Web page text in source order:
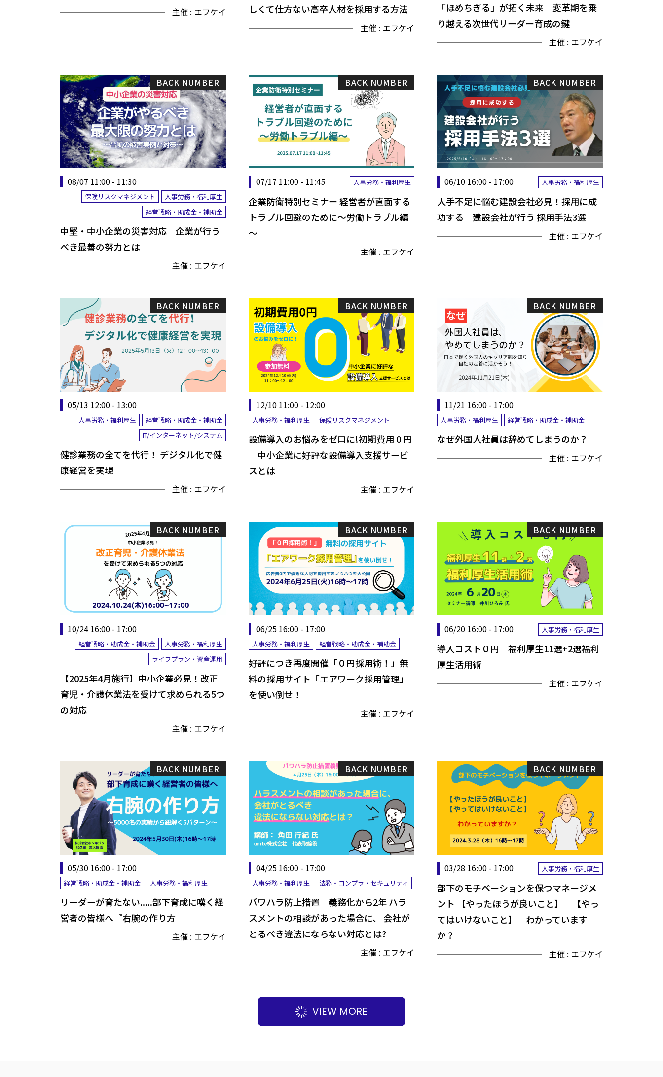
主催 : エフケイ
しくて仕方ない高卒人材を採用する方法
主催 : エフケイ
「ほめちぎる」が拓く未来 変革期を乗
り越える次世代リーダー育成の鍵
主催 : エフケイ
BACK NUMBER
08/07 11:00 - 11:30
保険リスクマネジメント
人事労務・福利厚生
経営戦略・助成金・補助金
中堅・中小企業の災害対応 企業が行う
べき最善の努力とは
主催 : エフケイ
BACK NUMBER
07/17 11:00 - 11:45 人事労務・福利厚生
企業防衛特別セミナー 経営者が直面する
トラブル回避のために～労働トラブル編
～
主催 : エフケイ
BACK NUMBER
06/10 16:00 - 17:00 人事労務・福利厚生
人手不足に悩む建設会社必見！採用に成
功する 建設会社が行う 採用手法3選
主催 : エフケイ
BACK NUMBER
05/13 12:00 - 13:00
人事労務・福利厚生
経営戦略・助成金・補助金
IT/インターネット/システム
健診業務の全てを代行！ デジタル化で健
康経営を実現
主催 : エフケイ
BACK NUMBER
12/10 11:00 - 12:00
人事労務・福利厚生 保険リスクマネジメント
設備導入のお悩みをゼロに!初期費用 0 円
中小企業に好評な設備導入支援サービ
スとは
主催 : エフケイ
BACK NUMBER
11/21 16:00 - 17:00
人事労務・福利厚生 経営戦略・助成金・補助金
なぜ外国人社員は辞めてしまうのか？
主催 : エフケイ
BACK NUMBER
10/24 16:00 - 17:00
経営戦略・助成金・補助金
人事労務・福利厚生
ライフプラン・資産運用
【2025年4月施行】中小企業必見！改正
育児・介護休業法を受けて求められる5つ
の対応
主催 : エフケイ
BACK NUMBER
06/25 16:00 - 17:00
人事労務・福利厚生 経営戦略・助成金・補助金
好評につき再度開催「０円採用術！」無
料の採用サイト「エアワーク採用管理」
を使い倒せ！
主催 : エフケイ
BACK NUMBER
06/20 16:00 - 17:00 人事労務・福利厚生
導入コスト０円 福利厚生11選+2選福利
厚生活用術
主催 : エフケイ
BACK NUMBER
05/30 16:00 - 17:00
経営戦略・助成金・補助金 人事労務・福利厚生
リーダーが育たない.....部下育成に嘆く経
営者の皆様へ『右腕の作り方』
主催 : エフケイ
BACK NUMBER
04/25 16:00 - 17:00
人事労務・福利厚生 法務・コンプラ・セキュリティ
パワハラ防止措置 義務化から2年 ハラ
スメントの相談があった場合に、 会社が
とるべき違法にならない対応とは?
主催 : エフケイ
BACK NUMBER
03/28 16:00 - 17:00 人事労務・福利厚生
部下のモチベーションを保つマネージメ
ント 【やったほうが良いこと】 【やっ
てはいけないこと】 わかっています
か？
主催 : エフケイ
VIEW MORE